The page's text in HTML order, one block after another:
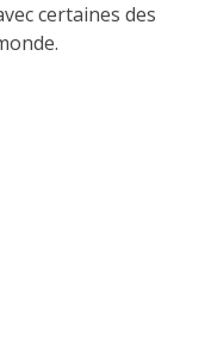
certaines des